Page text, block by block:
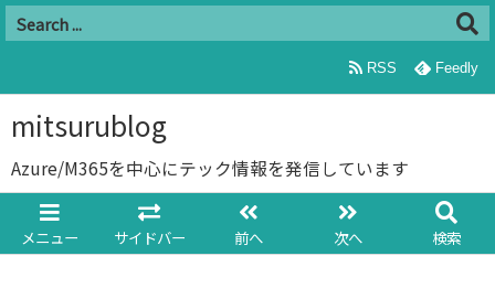
mitsurublog
Azure/M365を中心にテック情報を発信しています
メニュー サイドバー 前へ 次へ 検索
RSS Feedly